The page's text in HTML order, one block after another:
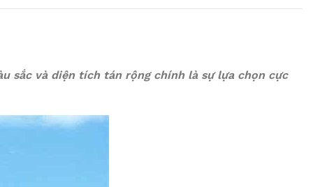
sắc và diện tích tán rộng chính là sự lựa chọn cực